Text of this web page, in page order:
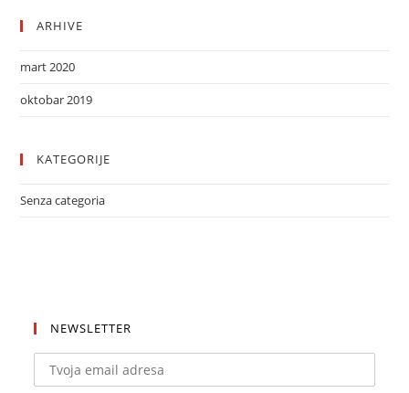
ARHIVE
mart 2020
oktobar 2019
KATEGORIJE
Senza categoria
NEWSLETTER